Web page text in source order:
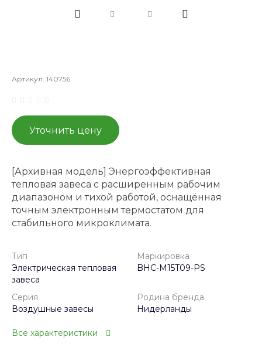
Артикул: 140756
Уточнить цену
[Архивная модель] Энергоэффективная
тепловая завеса с расширенным рабочим
диапазоном и тихой работой, оснащённая
точным электронным термостатом для
стабильного микроклимата.
Тип
Электрическая тепловая
завеса
Маркировка
BHC-M15T09-PS
Серия
Воздушные завесы
Родина бренда
Нидерланды
Все характеристики